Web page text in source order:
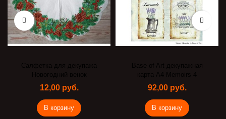
Салфетка для декупажа
Новогодний венок
12,00 руб.
В корзину
Base of Art декупажная
карта А4 Memoirs 4
92,00 руб.
В корзину